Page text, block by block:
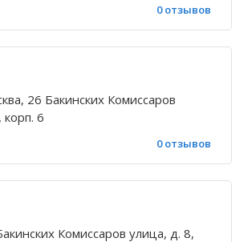
0 отзывов
26 Бакинских Комиссаров
6
0 отзывов
Комиссаров улица, д. 8,